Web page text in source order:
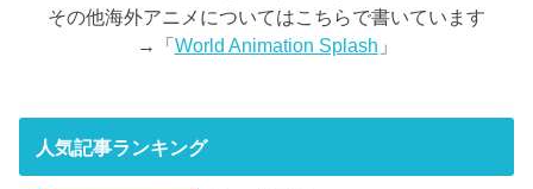
その他海外アニメについてはこちらで書いています
→「World Animation Splash 」
人気記事ランキング